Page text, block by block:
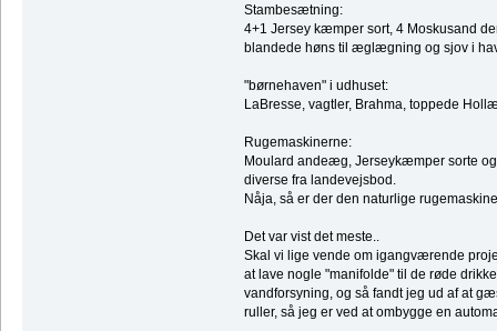
Stambesætning:
4+1 Jersey kæmper sort, 4 Moskusand
blandede høns til æglægning og sjov i
"børnehaven" i udhuset:
LaBresse, vagtler, Brahma, toppede
Rugemaskinerne:
Moulard andeæg, Jerseykæmper sorte
diverse fra landevejsbod.
Nåja, så er der den naturlige
Det var vist det meste..
Skal vi lige vende om igangværende
at lave nogle "manifolde" til de røde
vandforsyning, og så fandt jeg ud af at
ruller, så jeg er ved at ombygge en